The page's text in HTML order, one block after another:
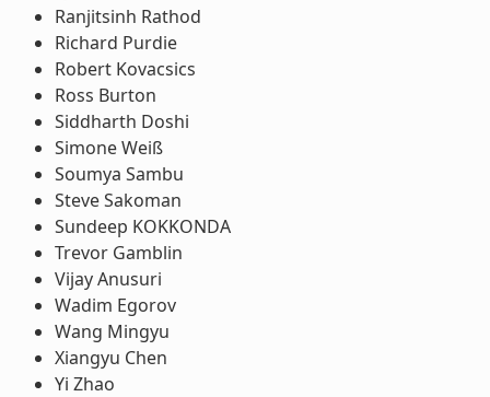
Ranjitsinh Rathod
Richard Purdie
Robert Kovacsics
Ross Burton
Siddharth Doshi
Simone Weiß
Soumya Sambu
Steve Sakoman
Sundeep KOKKONDA
Trevor Gamblin
Vijay Anusuri
Wadim Egorov
Wang Mingyu
Xiangyu Chen
Yi Zhao